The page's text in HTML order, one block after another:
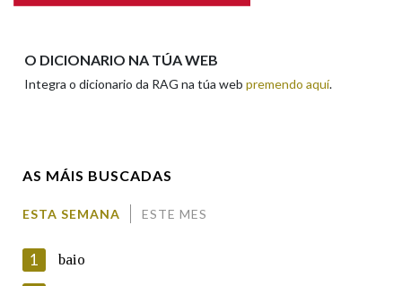
O DICIONARIO NA TÚA WEB
Integra o dicionario da RAG na túa web premendo aquí.
AS MÁIS BUSCADAS
ESTA SEMANA ESTE MES
1 baio